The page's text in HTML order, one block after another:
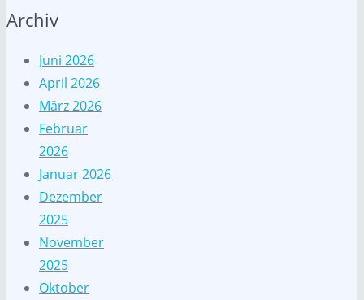
Archiv
Juni 2026
April 2026
März 2026
Februar
2026
Januar 2026
Dezember
2025
November
2025
Oktober